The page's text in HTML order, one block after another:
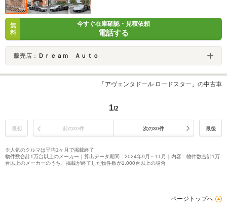
無
料
今すぐ在庫確認・見積依頼
電話する
販売店： Ｄｒｅａｍ Ａｕｔｏ
「アヴェンタドール ロードスター」の中古車
1/2
最初 前の30件 次の30件 最後
※人気のクルマは平均1ヶ月で掲載終了
物件数合計1万台以上のメーカー｜算出データ期間：2024年9月～11月｜内容：物件数合計1万
台以上のメーカーのうち、掲載が終了した物件数が1,000台以上の場合
ページトップへ